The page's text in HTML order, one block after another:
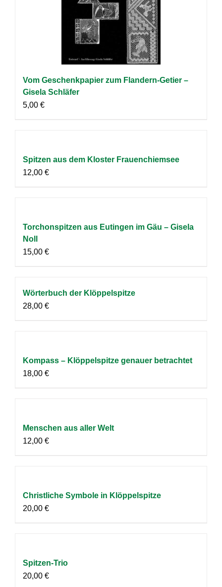
Vom Geschenkpapier zum Flandern-Getier –
Gisela Schläfer
5,00 €
Spitzen aus dem Kloster Frauenchiemsee
12,00 €
Torchonspitzen aus Eutingen im Gäu – Gisela
Noll
15,00 €
Wörterbuch der Klöppelspitze
28,00 €
Kompass – Klöppelspitze genauer betrachtet
18,00 €
Menschen aus aller Welt
12,00 €
Christliche Symbole in Klöppelspitze
20,00 €
Spitzen-Trio
20,00 €